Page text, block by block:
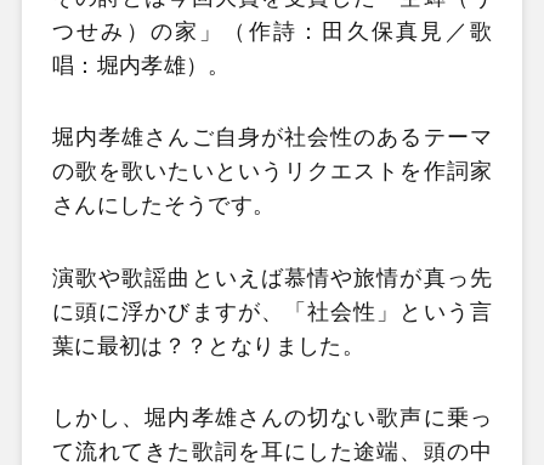
つせみ）の家」（作詩：田久保真見／歌
唱：堀内孝雄）。
堀内孝雄さんご自身が社会性のあるテーマ
の歌を歌いたいというリクエストを作詞家
さんにしたそうです。
演歌や歌謡曲といえば慕情や旅情が真っ先
に頭に浮かびますが、「社会性」という言
葉に最初は？？となりました。
しかし、堀内孝雄さんの切ない歌声に乗っ
て流れてきた歌詞を耳にした途端、頭の中